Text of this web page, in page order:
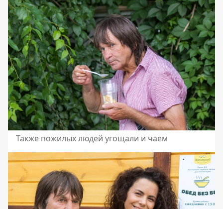
Также пожилых людей угощали и чаем